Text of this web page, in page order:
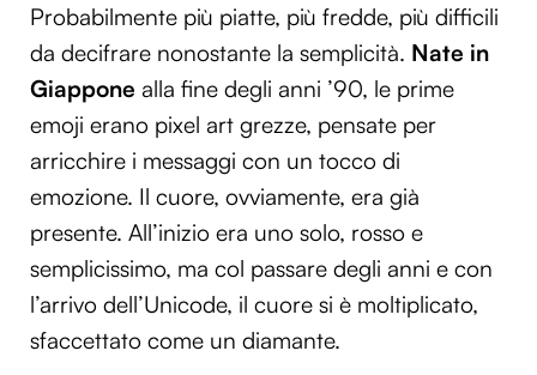
Probabilmente più piatte, più fredde, più difficili
da decifrare nonostante la semplicità. Nate in
Giappone alla fine degli anni ’90, le prime
emoji erano pixel art grezze, pensate per
arricchire i messaggi con un tocco di
emozione. Il cuore, ovviamente, era già
presente. All’inizio era uno solo, rosso e
semplicissimo, ma col passare degli anni e con
l’arrivo dell’Unicode, il cuore si è moltiplicato,
sfaccettato come un diamante.